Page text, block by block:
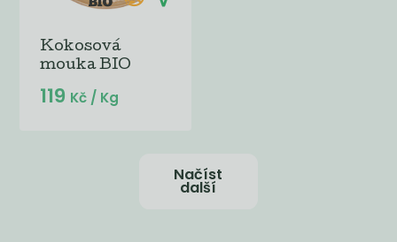
Kokosová
mouka BIO
119 Kč / Kg
Načíst
další